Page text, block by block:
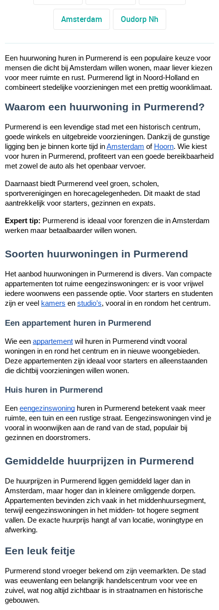
Amsterdam Oudorp Nh
Een huurwoning huren in Purmerend is een populaire keuze voor
mensen die dicht bij Amsterdam willen wonen, maar liever kiezen
voor meer ruimte en rust. Purmerend ligt in Noord-Holland en
combineert stedelijke voorzieningen met een prettig woonklimaat.
Waarom een huurwoning in Purmerend?
Purmerend is een levendige stad met een historisch centrum,
goede winkels en uitgebreide voorzieningen. Dankzij de gunstige
ligging ben je binnen korte tijd inAmsterdam of Hoorn. Wie kiest
voor huren in Purmerend, profiteert van een goede bereikbaarheid
met zowel de auto als het openbaar vervoer.
Daarnaast biedt Purmerend veel groen, scholen,
sportverenigingen en horecagelegenheden. Dit maakt de stad
aantrekkelijk voor starters, gezinnen en expats.
Expert tip: Purmerend is ideaal voor forenzen die in Amsterdam
werken maar betaalbaarder willen wonen.
Soorten huurwoningen in Purmerend
Het aanbod huurwoningen in Purmerend is divers. Van compacte
appartementen tot ruime eengezinswoningen: er is voor vrijwel
iedere woonwens een passende optie. Voor starters en studenten
zijn er veel kamers en studio’s, vooral in en rondom het centrum.
Een appartement huren in Purmerend
Wie een appartement wil huren in Purmerend vindt vooral
woningen in en rond het centrum en in nieuwe woongebieden.
Deze appartementen zijn ideaal voor starters en alleenstaanden
die dichtbij voorzieningen willen wonen.
Huis huren in Purmerend
Een eengezinswoning huren in Purmerend betekent vaak meer
ruimte, een tuin en een rustige straat. Eengezinswoningen vind je
vooral in woonwijken aan de rand van de stad, populair bij
gezinnen en doorstromers.
Gemiddelde huurprijzen in Purmerend
De huurprijzen in Purmerend liggen gemiddeld lager dan in
Amsterdam, maar hoger dan in kleinere omliggende dorpen.
Appartementen bevinden zich vaak in het middenhuursegment,
terwijl eengezinswoningen in het midden- tot hogere segment
vallen. De exacte huurprijs hangt af van locatie, woningtype en
afwerking.
Een leuk feitje
Purmerend stond vroeger bekend om zijn veemarkten. De stad
was eeuwenlang een belangrijk handelscentrum voor vee en
zuivel, wat nog altijd zichtbaar is in straatnamen en historische
gebouwen.